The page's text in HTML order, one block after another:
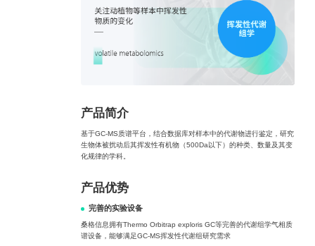
产品简介
基于GC-MS质谱平台，结合数据库对样本中的代谢物进行鉴定，研究
生物体被扰动后其挥发性有机物（500Da以下）的种类、数量及其变
化规律的学科。
产品优势
完善的实验设备
桑格信息拥有Thermo Orbitrap exploris GC等完善的代谢组学气相质
谱设备，能够满足GC-MS挥发性代谢组研究需求